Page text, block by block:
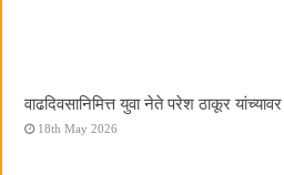
वाढदिवसानिमित्त युवा नेते परेश ठाकूर
18th May 2026